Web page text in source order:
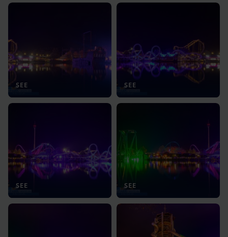
SEE SEE
SEE SEE